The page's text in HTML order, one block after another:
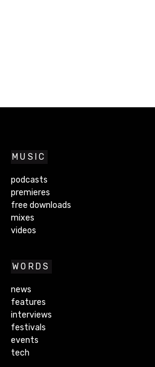
MUSIC
podcasts
premieres
free downloads
mixes
videos
WORDS
news
features
interviews
festivals
events
tech